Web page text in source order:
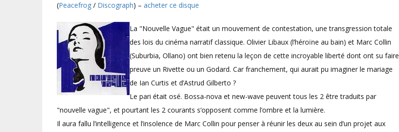
(Peacefrog / Discograph) – acheter ce disque
La "Nouvelle Vague" était un mouvement de contestation, une transgression totale
des lois du cinéma narratif classique. Olivier Libaux (l’héroïne au bain) et Marc Collin
(Suburbia, Ollano) ont bien retenu la leçon de cette incroyable liberté dont ont su faire
preuve un Rivette ou un Godard. Car franchement, qui aurait pu imaginer le mariage
de Ian Curtis et d’Astrud Gilberto ?
Le pari était osé. Bossa-nova et new-wave peuvent tous les 2 être traduits par
"nouvelle vague", et pourtant les 2 courants s’opposent comme l’ombre et la lumière.
Il aura fallu l’intelligence et l’insolence de Marc Collin pour penser à réunir les deux au sein d’un projet aux